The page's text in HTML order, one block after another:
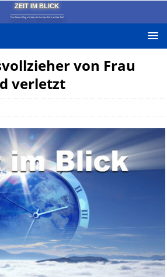
ZEIT IM BLICK
Das News-Blog mit dem kritischen Blick auf die Zeit!
von Frau
verletzt